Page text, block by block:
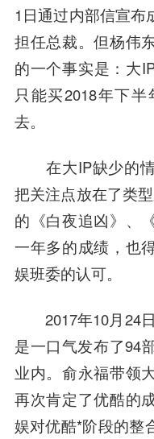
1日通过内部信宣
担任总裁。但杨伟
的一个事实是：大
只能买2018年下
去。
在大IP缺少的情
把关注点放在了类
的《白夜追凶》、
一年多的成绩，也
娱班委的认可。
2017年10月24日
是一口气发布了94
业内。俞永福带领
再次肯定了优酷的
娱对优酷*阶段的整